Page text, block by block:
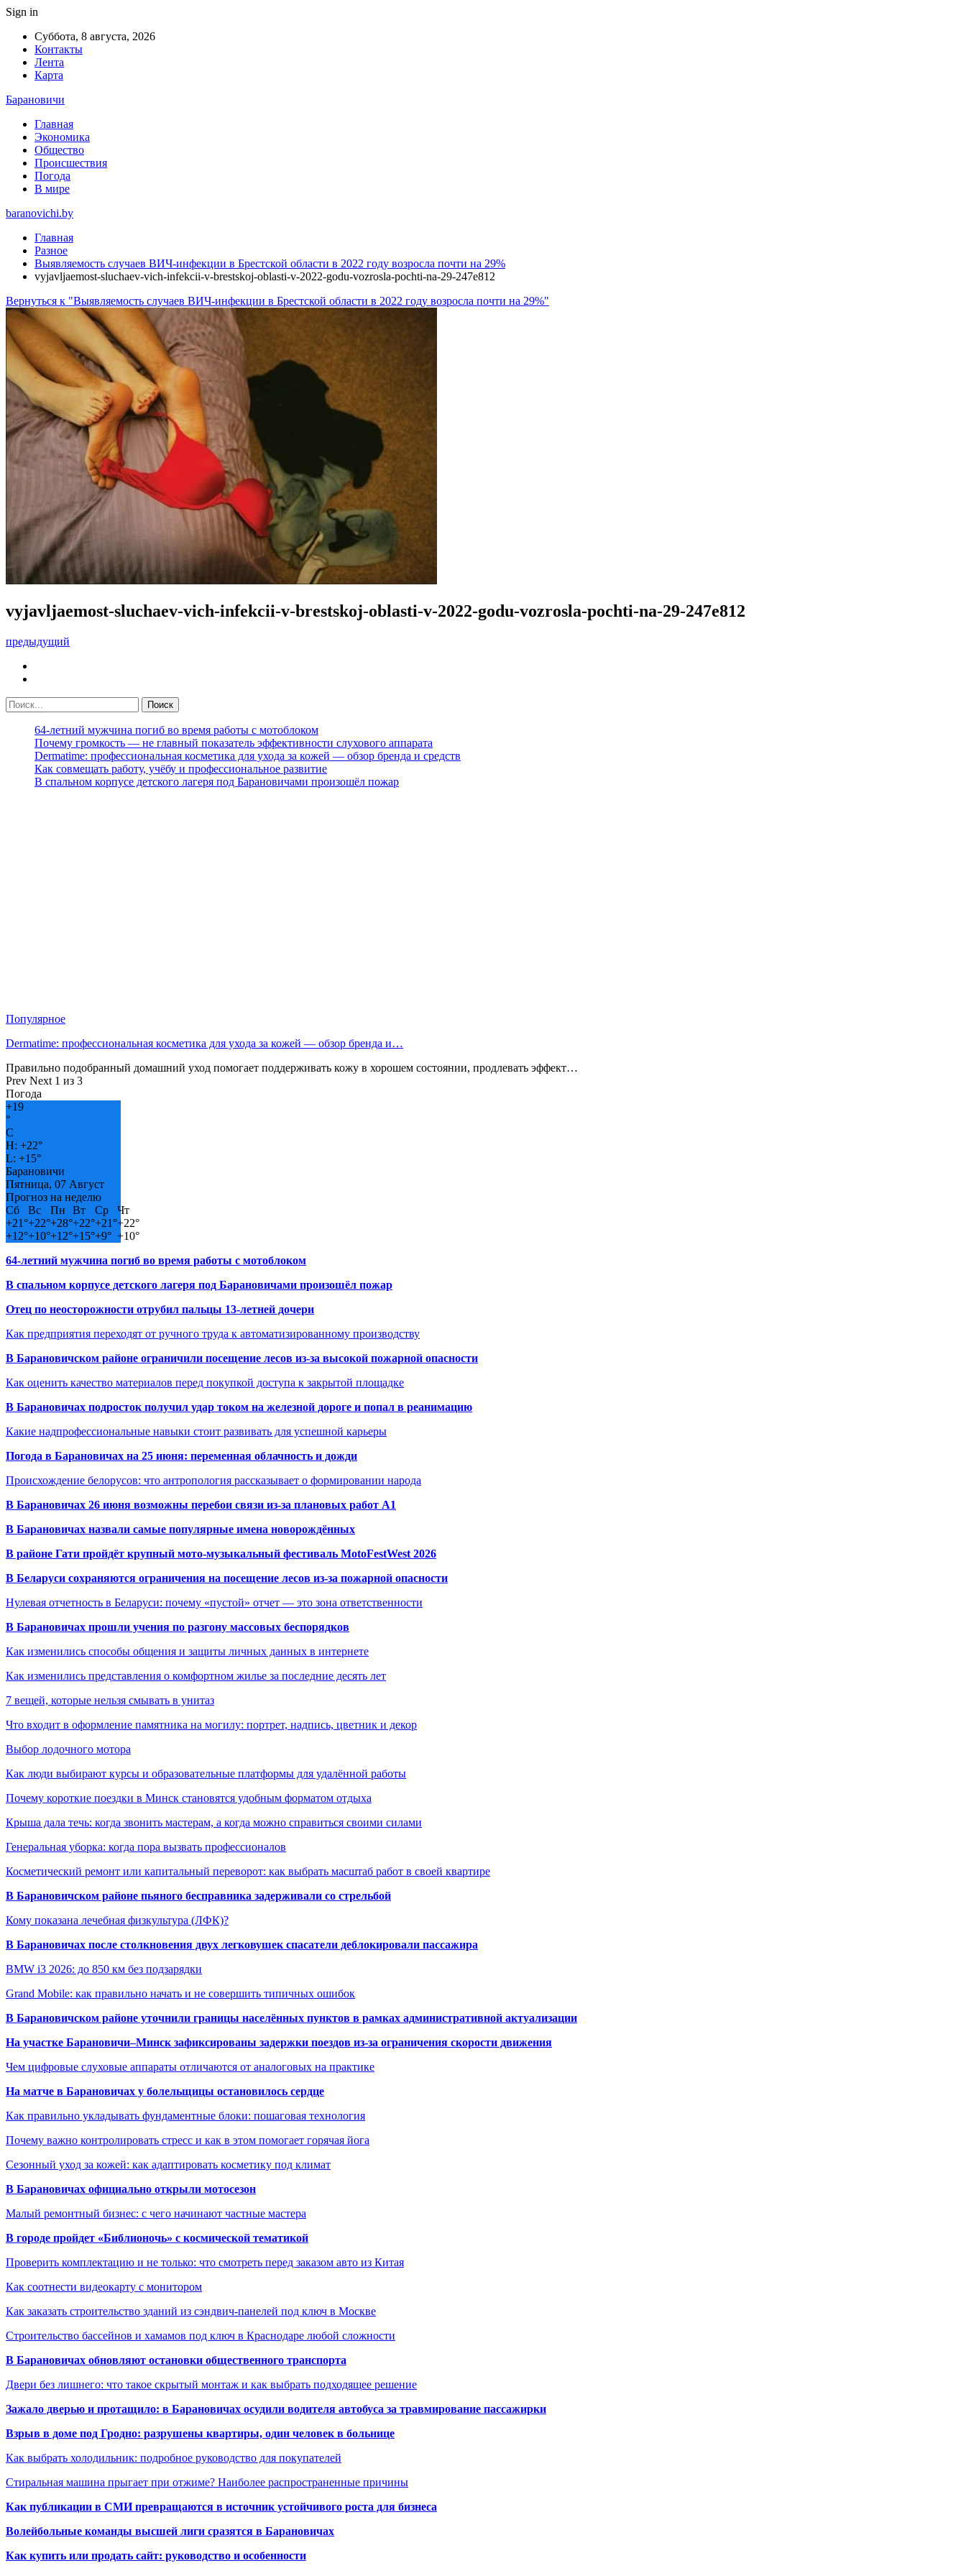
Sign in
Суббота, 8 августа, 2026
Контакты
Лента
Карта
Барановичи
Главная
Экономика
Общество
Происшествия
Погода
В мире
baranovichi.by
Главная
Разное
Выявляемость случаев ВИЧ-инфекции в Брестской области в 2022 году возросла почти на 29%
vyjavljaemost-sluchaev-vich-infekcii-v-brestskoj-oblasti-v-2022-godu-vozrosla-pochti-na-29-247e812
Вернуться к "Выявляемость случаев ВИЧ-инфекции в Брестской области в 2022 году возросла почти на 29%"
vyjavljaemost-sluchaev-vich-infekcii-v-brestskoj-oblasti-v-2022-godu-vozrosla-pochti-na-29-247e812
предыдущий
64-летний мужчина погиб во время работы с мотоблоком
Почему громкость — не главный показатель эффективности слухового аппарата
Dermatime: профессиональная косметика для ухода за кожей — обзор бренда и средств
Как совмещать работу, учёбу и профессиональное развитие
В спальном корпусе детского лагеря под Барановичами произошёл пожар
Популярное
Dermatime: профессиональная косметика для ухода за кожей — обзор бренда и…
Правильно подобранный домашний уход помогает поддерживать кожу в хорошем состоянии, продлевать эффект…
Prev Next 1 из 3
Погода
+19
°
C
H: +22°
L: +15°
Барановичи
Пятница, 07 Август
Прогноз на неделю
Сб
Вс Пн Вт Ср
Чт
+21°+22°+28°+22°+21°+22°
+12°+10°+12°+15°+9° +10°
64-летний мужчина погиб во время работы с мотоблоком
В спальном корпусе детского лагеря под Барановичами произошёл пожар
Отец по неосторожности отрубил пальцы 13-летней дочери
Как предприятия переходят от ручного труда к автоматизированному производству
В Барановичском районе ограничили посещение лесов из-за высокой пожарной опасности
Как оценить качество материалов перед покупкой доступа к закрытой площадке
В Барановичах подросток получил удар током на железной дороге и попал в реанимацию
Какие надпрофессиональные навыки стоит развивать для успешной карьеры
Погода в Барановичах на 25 июня: переменная облачность и дожди
Происхождение белорусов: что антропология рассказывает о формировании народа
В Барановичах 26 июня возможны перебои связи из-за плановых работ A1
В Барановичах назвали самые популярные имена новорождённых
В районе Гати пройдёт крупный мото-музыкальный фестиваль MotoFestWest 2026
В Беларуси сохраняются ограничения на посещение лесов из-за пожарной опасности
Нулевая отчетность в Беларуси: почему «пустой» отчет — это зона ответственности
В Барановичах прошли учения по разгону массовых беспорядков
Как изменились способы общения и защиты личных данных в интернете
Как изменились представления о комфортном жилье за последние десять лет
7 вещей, которые нельзя смывать в унитаз
Что входит в оформление памятника на могилу: портрет, надпись, цветник и декор
Выбор лодочного мотора
Как люди выбирают курсы и образовательные платформы для удалённой работы
Почему короткие поездки в Минск становятся удобным форматом отдыха
Крыша дала течь: когда звонить мастерам, а когда можно справиться своими силами
Генеральная уборка: когда пора вызвать профессионалов
Косметический ремонт или капитальный переворот: как выбрать масштаб работ в своей квартире
В Барановичском районе пьяного бесправника задерживали со стрельбой
Кому показана лечебная физкультура (ЛФК)?
В Барановичах после столкновения двух легковушек спасатели деблокировали пассажира
BMW i3 2026: до 850 км без подзарядки
Grand Mobile: как правильно начать и не совершить типичных ошибок
В Барановичском районе уточнили границы населённых пунктов в рамках административной актуализации
На участке Барановичи–Минск зафиксированы задержки поездов из-за ограничения скорости движения
Чем цифровые слуховые аппараты отличаются от аналоговых на практике
На матче в Барановичах у болельщицы остановилось сердце
Как правильно укладывать фундаментные блоки: пошаговая технология
Почему важно контролировать стресс и как в этом помогает горячая йога
Сезонный уход за кожей: как адаптировать косметику под климат
В Барановичах официально открыли мотосезон
Малый ремонтный бизнес: с чего начинают частные мастера
В городе пройдет «Библионочь» с космической тематикой
Проверить комплектацию и не только: что смотреть перед заказом авто из Китая
Как соотнести видеокарту с монитором
Как заказать строительство зданий из сэндвич-панелей под ключ в Москве
Строительство бассейнов и хамамов под ключ в Краснодаре любой сложности
В Барановичах обновляют остановки общественного транспорта
Двери без лишнего: что такое скрытый монтаж и как выбрать подходящее решение
Зажало дверью и протащило: в Барановичах осудили водителя автобуса за травмирование пассажирки
Взрыв в доме под Гродно: разрушены квартиры, один человек в больнице
Как выбрать холодильник: подробное руководство для покупателей
Стиральная машина прыгает при отжиме? Наиболее распространенные причины
Как публикации в СМИ превращаются в источник устойчивого роста для бизнеса
Волейбольные команды высшей лиги сразятся в Барановичах
Как купить или продать сайт: руководство и особенности